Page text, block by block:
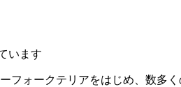
います
フォークテリアをはじめ、数多